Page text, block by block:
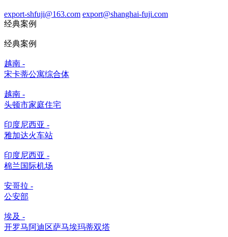
export-shfuji@163.com export@shanghai-fuji.com
经典案例
经典案例
越南 -
宋卡蒂公寓综合体
越南 -
头顿市家庭住宅
印度尼西亚 -
雅加达火车站
印度尼西亚 -
棉兰国际机场
安哥拉 -
公安部
埃及 -
开罗马阿迪区萨马埃玛蒂双塔